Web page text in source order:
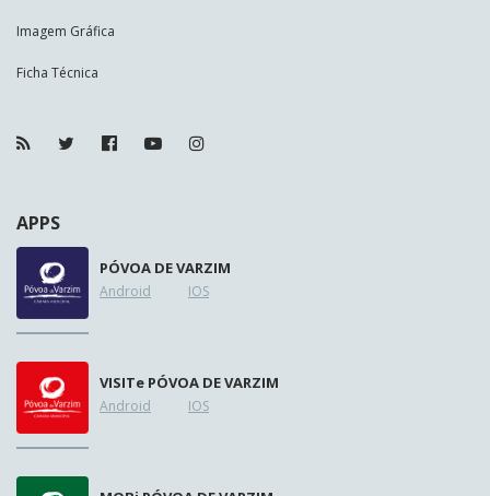
Imagem Gráfica
Ficha Técnica
APPS
PÓVOA DE VARZIM
Android IOS
VISITe PÓVOA DE VARZIM
Android IOS